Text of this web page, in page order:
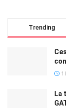
Trending
1
La